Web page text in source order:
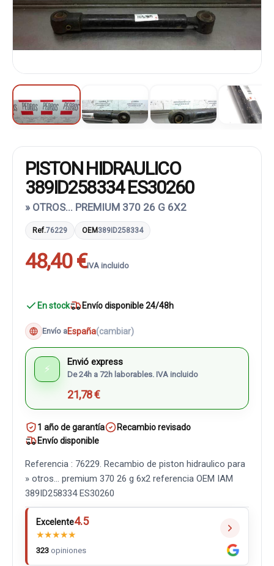
PISTON HIDRAULICO
389ID258334 ES30260
» OTROS... PREMIUM 370 26 G 6X2
Ref.76229 OEM389ID258334
48,40 €IVA incluido
En stock Envío disponible 24/48h
Envío aEspaña(cambiar)
⚡
Envió express
De 24h a 72h laborables. IVA incluido
21,78 €
1 año de garantía
Recambio revisado
Envío disponible
Referencia : 76229. Recambio de piston hidraulico para
» otros... premium 370 26 g 6x2 referencia OEM IAM
389ID258334 ES30260
Excelente4.5
★★★★★
323 opiniones